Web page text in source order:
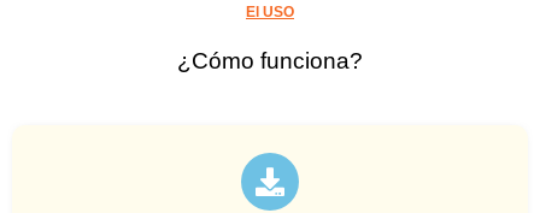
El USO
¿Cómo funciona?